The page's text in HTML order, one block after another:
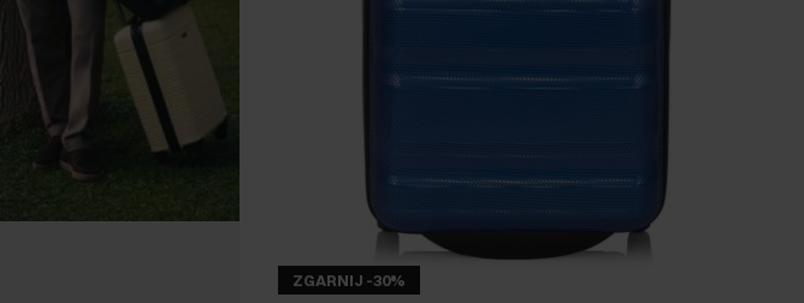
ZGARNIJ -30%